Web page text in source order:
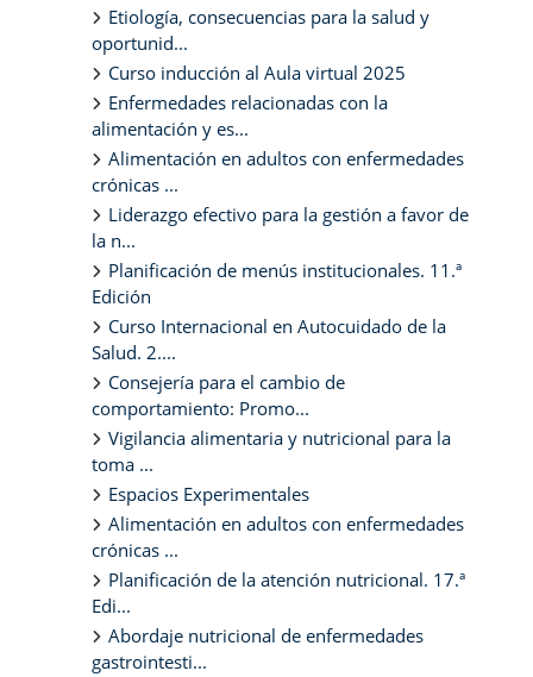
Etiología, consecuencias para la salud y
oportunid...
Curso inducción al Aula virtual 2025
Enfermedades relacionadas con la
alimentación y es...
Alimentación en adultos con enfermedades
crónicas ...
Liderazgo efectivo para la gestión a favor de
la n...
Planificación de menús institucionales. 11.ª
Edición
Curso Internacional en Autocuidado de la
Salud. 2....
Consejería para el cambio de
comportamiento: Promo...
Vigilancia alimentaria y nutricional para la
toma ...
Espacios Experimentales
Alimentación en adultos con enfermedades
crónicas ...
Planificación de la atención nutricional. 17.ª
Edi...
Abordaje nutricional de enfermedades
gastrointesti...